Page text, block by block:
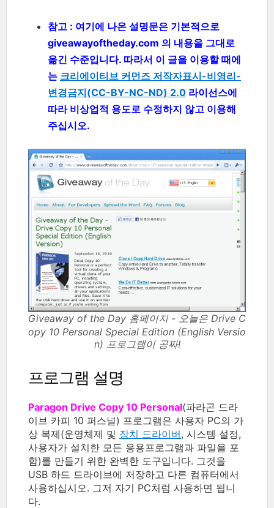
참고 : 여기에 나온 설명문은 기본적으로
giveawayoftheday.com 의 내용을 그대로
옮긴 수준입니다. 따라서 이 글을 이용할 때에
는 크리에이티브 커먼즈 저작자표시-비영리-
변경금지(CC-BY-NC-ND) 2.0 라이선스에
따라 비상업적 용도로 수정하지 않고 이용해
주십시오.
Giveaway of the Day 홈페이지 - 오늘은 Drive C
opy 10 Personal Special Edition (English Versio
n) 프로그램이 공짜!
프로그램 설명
Paragon Drive Copy 10 Personal(파라곤 드라
이브 카피 10 퍼스널) 프로그램은 사용자 PC의 가
상 복제(운영체제 및 장치 드라이버, 시스템 설정,
사용자가 설치한 모든 응용프로그램과 파일을 포
함)를 만들기 위한 완벽한 도구입니다. 그것을
USB 하드 드라이브에 저장하고 다른 컴퓨터에서
사용하십시오. 그저 자기 PC처럼 사용하면 됩니
다.